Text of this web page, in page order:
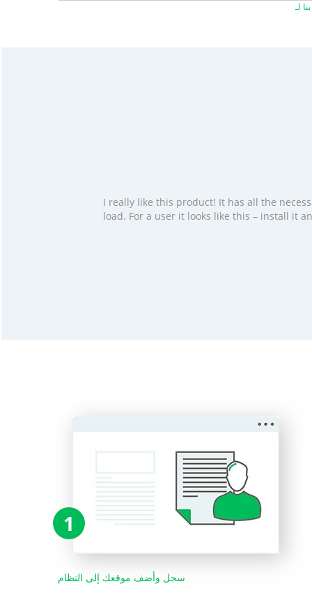
I really like this product! It has all the
load. For a user it looks like this – install it
1
سجل وأضف موقعك إلى النظام